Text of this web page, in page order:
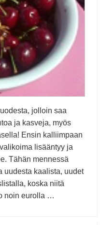
jolloin saa
ja kasveja, myös
Ensin kalliimpaan
lisääntyy ja
Tähän mennessä
uudesta kaalista, uudet
koska niitä
noin eurolla …